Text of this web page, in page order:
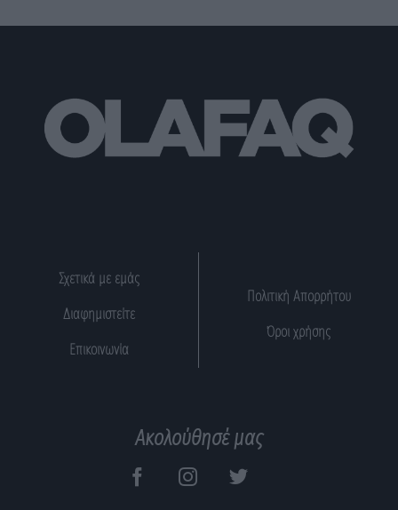
Σχετικά με εμάς
Διαφημιστείτε
Επικοινωνία
Πολιτική Απορρήτου
Όροι χρήσης
Ακολούθησέ μας